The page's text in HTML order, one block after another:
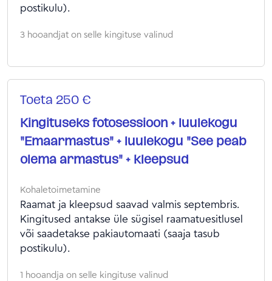
postikulu).
3 hooandjat on selle kingituse valinud
Toeta 250 €
Kingituseks fotosessioon + luulekogu
"Emaarmastus" + luulekogu "See peab
olema armastus" + kleepsud
Kohaletoimetamine
Raamat ja kleepsud saavad valmis septembris.
Kingitused antakse üle sügisel raamatuesitlusel
või saadetakse pakiautomaati (saaja tasub
postikulu).
1 hooandja on selle kingituse valinud